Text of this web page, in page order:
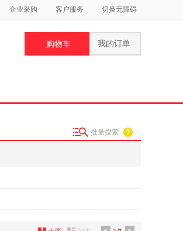
企业采购 客户服务 切换无障碍
购物车 我的订单
批量搜索